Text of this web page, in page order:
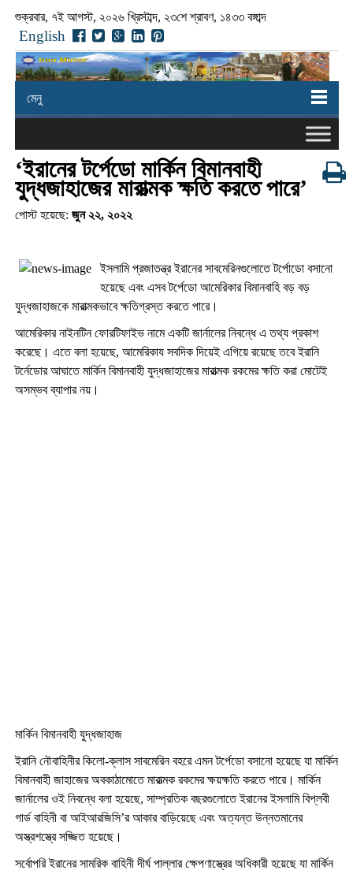
শুক্রবার, ৭ই আগস্ট, ২০২৬ খ্রিস্টাব্দ, ২৩শে শ্রাবণ, ১৪৩৩ বঙ্গাব্দ
English
মেনু
‘ইরানের টর্পেডো মার্কিন বিমানবাহী
যুদ্ধজাহাজের মারাত্মক ক্ষতি করতে পারে’
পোস্ট হয়েছে: জুন ২২, ২০২২
ইসলামি প্রজাতন্ত্র ইরানের সাবমেরিনগুলোতে টর্পোডো বসানো
হয়েছে এবং এসব টর্পেডো আমেরিকার বিমানবাহি বড় বড়
যুদ্ধজাহাজকে মারাত্মকভাবে ক্ষতিগ্রস্ত করতে পারে।
আমেরিকার নাইনটিন ফোরটিফাইভ নামে একটি জার্নালের নিবন্ধে এ তথ্য প্রকাশ
করেছে। এতে বলা হয়েছে, আমেরিকায সবদিক দিয়েই এগিয়ে রয়েছে তবে ইরানি
টর্নেডোর আঘাতে মার্কিন বিমানবাহী যুদ্ধজাহাজের মারাত্মক রকমের ক্ষতি করা মোটেই
অসম্ভব ব্যাপার নয়।
মার্কিন বিমানবাহী যুদ্ধজাহাজ
ইরানি নৌবাহিনীর কিলো-ক্লাস সাবমেরিন বহরে এমন টর্পেডো বসানো হয়েছে যা মার্কিন
বিমানবাহী জাহাজের অবকাঠামোতে মারাত্মক রকমের ক্ষয়ক্ষতি করতে পারে। মার্কিন
জার্নালের ওই নিবন্ধে বলা হয়েছে, সাম্প্রতিক বছরগুলোতে ইরানের ইসলামি বিপ্লবী
গার্ড বাহিনী বা আইআরজিসি’র আকার বাড়িয়েছে এবং অত্যন্ত উন্নতমানের
অস্ত্রশস্ত্রে সজ্জিত হয়েছে।
সর্বোপরি ইরানের সামরিক বাহিনী দীর্ঘ পাল্লার ক্ষেপণাস্ত্রের অধিকারী হয়েছে যা মার্কিন